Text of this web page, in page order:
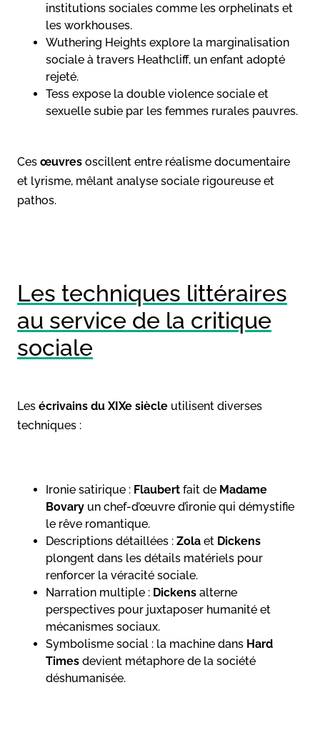
institutions sociales comme les orphelinats et
les workhouses.
Wuthering Heights explore la marginalisation
sociale à travers Heathcliff, un enfant adopté
rejeté.
Tess expose la double violence sociale et
sexuelle subie par les femmes rurales pauvres.
Ces œuvres oscillent entre réalisme documentaire
et lyrisme, mêlant analyse sociale rigoureuse et
pathos.
Les techniques littéraires
au service de la critique
sociale
Les écrivains du XIXe siècle utilisent diverses
techniques :
Ironie satirique : Flaubert fait de Madame
Bovary un chef-d’œuvre d’ironie qui démystifie
le rêve romantique.
Descriptions détaillées : Zola et Dickens
plongent dans les détails matériels pour
renforcer la véracité sociale.
Narration multiple : Dickens alterne
perspectives pour juxtaposer humanité et
mécanismes sociaux.
Symbolisme social : la machine dans Hard
Times devient métaphore de la société
déshumanisée.